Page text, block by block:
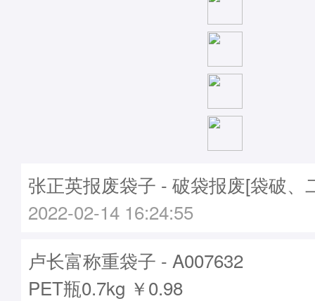
张正英报废袋子 - 破袋报废[袋破、
2022-02-14 16:24:55
卢长富称重袋子 - A007632
PET瓶0.7kg ￥0.98